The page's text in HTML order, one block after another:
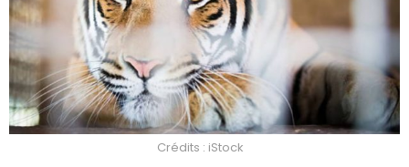
Crédits : iStock